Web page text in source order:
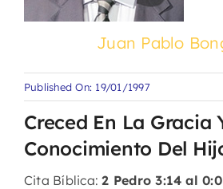
Juan Pablo
Published On: 19/01/1997
Creced En La Gracia
Conocimiento Del
Cita Bíblica:2 Pedro 3:14 al 0:0